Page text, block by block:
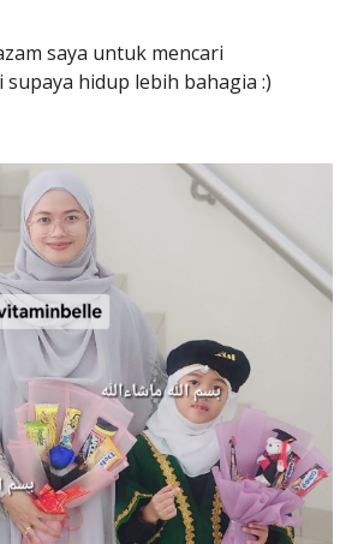
saya untuk mencari
hidup lebih bahagia :)